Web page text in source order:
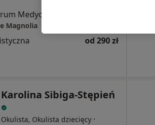
Magnolia
od 290 zł
Karolina Sibiga-Stępień
Okulista, Okulista dziecięcy ·